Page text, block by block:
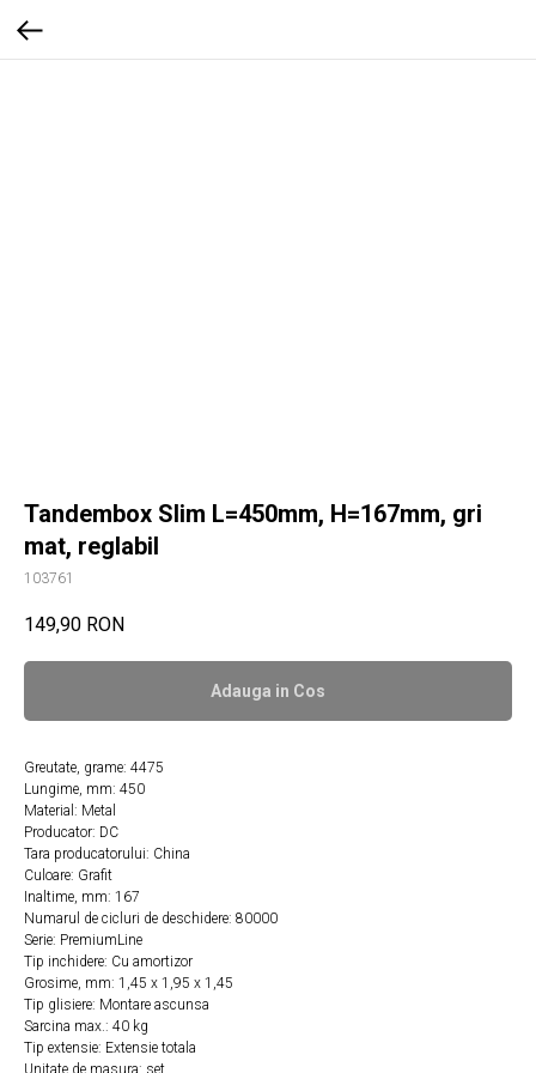
Tandembox Slim L=450mm, H=167mm, gri
mat, reglabil
103761
149,90 RON
Adauga in Сos
Greutate, grame: 4475
Lungime, mm: 450
Material: Metal
Producator: DC
Tara producatorului: China
Culoare: Grafit
Inaltime, mm: 167
Numarul de cicluri de deschidere: 80000
Serie: PremiumLine
Tip inchidere: Cu amortizor
Grosime, mm: 1,45 х 1,95 х 1,45
Tip glisiere: Montare ascunsa
Sarcina max.: 40 kg
Tip extensie: Extensie totala